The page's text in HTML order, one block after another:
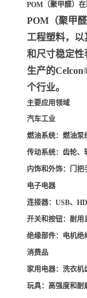
POM（聚甲醛）
POM（聚甲醛
工程塑料，
和尺寸稳定性
生产的
个行业。
主要应用领域
汽车工业
燃油系统：燃油泵
传动系统：齿轮、
内饰和外饰：门把
电子电器
连接器：USB、
开关和按钮：耐用
绝缘部件：电机绝
消费品
家用电器：洗衣机
玩具：高强度和耐